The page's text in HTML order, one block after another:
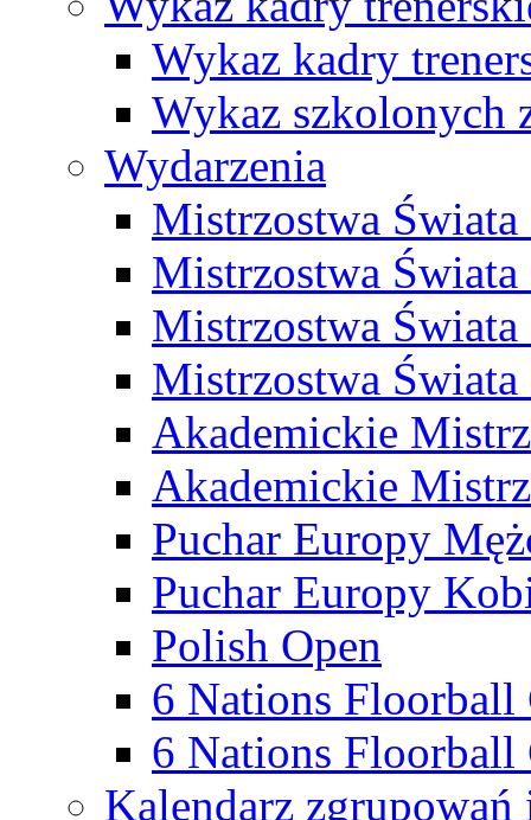
Wykaz kadry
Wykaz szkolonych
Wydarzenia
Mistrzostwa
Mistrzostwa
Mistrzostwa
Mistrzostwa
Akademickie
Akademickie
Puchar Europy
Puchar Europy
Polish Open
6 Nations Floorball
6 Nations Floorball
Kalendarz